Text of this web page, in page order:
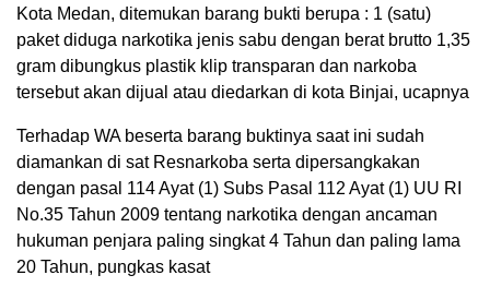
Kota Medan, ditemukan barang bukti berupa : 1 (satu)
paket diduga narkotika jenis sabu dengan berat brutto 1,35
gram dibungkus plastik klip transparan dan narkoba
tersebut akan dijual atau diedarkan di kota Binjai, ucapnya
Terhadap WA beserta barang buktinya saat ini sudah
diamankan di sat Resnarkoba serta dipersangkakan
dengan pasal 114 Ayat (1) Subs Pasal 112 Ayat (1) UU RI
No.35 Tahun 2009 tentang narkotika dengan ancaman
hukuman penjara paling singkat 4 Tahun dan paling lama
20 Tahun, pungkas kasat